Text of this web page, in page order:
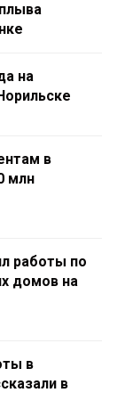
на
в
млн
работы по
домов на
в
в